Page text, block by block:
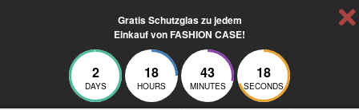
Gratis Schutzglas zu jedem
Einkauf von FASHION CASE!
2
DAYS
18
HOURS
43
MINUTES
18
SECONDS